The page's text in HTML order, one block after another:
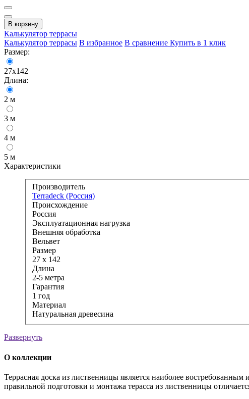
В корзину
Калькулятор террасы
Калькулятор террасы В избранное В сравнение Купить в 1 клик
Размер:
27х142
Длина:
2 м
3 м
4 м
5 м
Характеристики
Производитель
Terradeck (Россия)
Происхождение
Россия
Эксплуатационная нагрузка
Внешняя обработка
Вельвет
Размер
27 x 142
Длина
2-5 метра
Гарантия
1 год
Материал
Натуральная древесина
Развернуть
О коллекции
Террасная доска из лиственницы является наиболее
правильной подготовки и монтажа терасса из лиственницы